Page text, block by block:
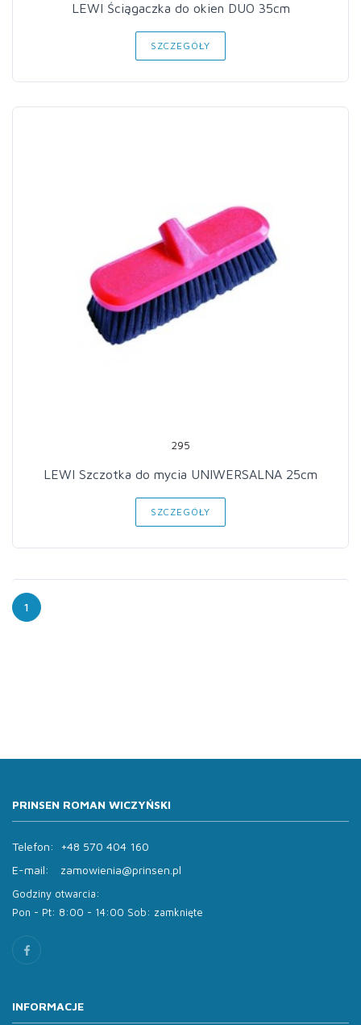
LEWI Ściągaczka do okien DUO 35cm
SZCZEGÓŁY
295
LEWI Szczotka do mycia UNIWERSALNA 25cm
SZCZEGÓŁY
1
PRINSEN ROMAN WICZYŃSKI
Telefon:
+48 570 404 160
E-mail:
zamowienia@prinsen.pl
Godziny otwarcia:
Pon - Pt: 8:00 - 14:00 Sob: zamknięte
INFORMACJE